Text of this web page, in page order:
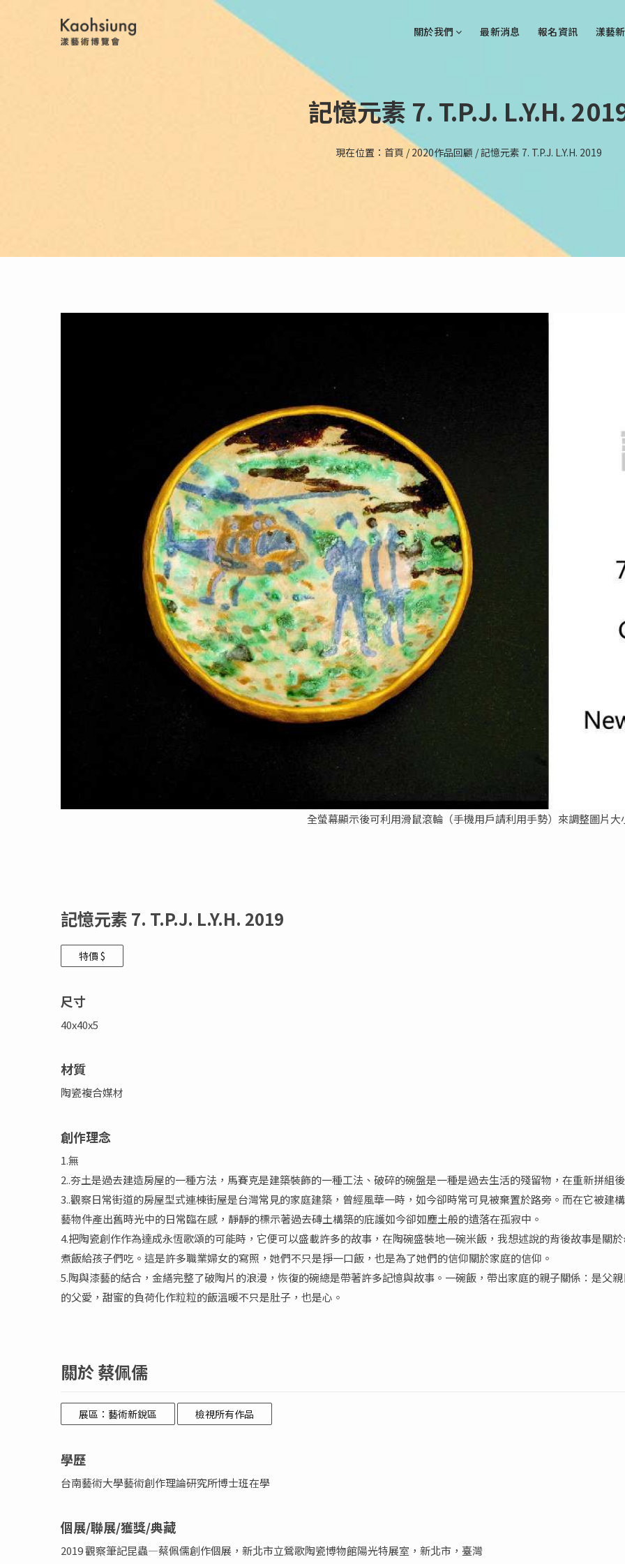
關於我們 最新消息 報名資訊 漾藝
記憶元素 7. T.P.J. L.Y.H.
現在位置： 首頁 /2020作品回顧 /記憶元素 7. T.P.J. L.Y.H. 2019
全螢幕顯示後可利用滑鼠滾輪（手機用戶請利用手勢）來調整圖片大
記憶元素 7. T.P.J. L.Y.H. 2019
特價 $
尺寸
40x40x5
材質
陶瓷複合媒材
創作理念
1.無
2..夯土是過去建造房屋的一種方法，馬賽克是建築裝飾的一種工法、破碎的碗盤是一種是過去生活的殘留物，在重新拼組
3..觀察日常街道的房屋型式連棟街屋是台灣常見的家庭建築，曾經風華一時，如今卻時常可見被棄置於路旁。而在它被建
藝物件產出舊時光中的日常臨在感，靜靜的標示著過去磚土構築的庇護如今卻如塵土般的遺落在孤寂中。
4.把陶瓷創作作為達成永恆歌頌的可能時，它便可以盛載許多的故事，在陶碗盛裝地一碗米飯，我想述說的背後故事是關
煮飯給孩子們吃。這是許多職業婦女的寫照，她們不只是掙一口飯，也是為了她們的信仰關於家庭的信仰。
5.陶與漆藝的結合，金繕完整了破陶片的浪漫，恢復的碗總是帶著許多記憶與故事。一碗飯，帶出家庭的親子關係：是父
的父愛，甜蜜的負荷化作粒粒的飯溫暖不只是肚子，也是心。
關於 蔡佩儒
展區：藝術新銳區 檢視所有作品
學歷
台南藝術大學藝術創作理論研究所博士班在學
個展/聯展/獲獎/典藏
2019 觀察筆記昆蟲—蔡佩儒創作個展，新北市立鶯歌陶瓷博物館陽光特展室，新北市，臺灣